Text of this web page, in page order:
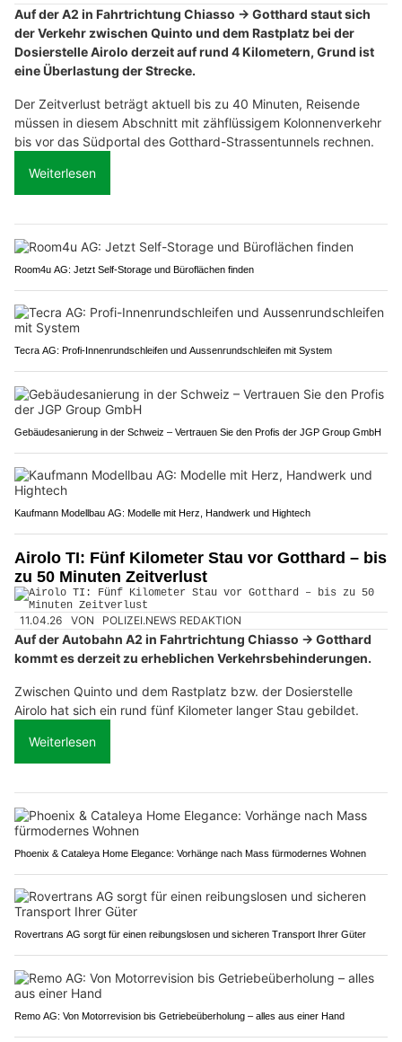
Auf der A2 in Fahrtrichtung Chiasso → Gotthard staut sich
der Verkehr zwischen Quinto und dem Rastplatz bei der
Dosierstelle Airolo derzeit auf rund 4 Kilometern, Grund ist
eine Überlastung der Strecke.
Der Zeitverlust beträgt aktuell bis zu 40 Minuten, Reisende
müssen in diesem Abschnitt mit zähflüssigem Kolonnenverkehr
bis vor das Südportal des Gotthard-Strassentunnels rechnen.
Weiterlesen
Room4u AG: Jetzt Self-Storage und Büroflächen finden
Tecra AG: Profi-Innenrundschleifen und Aussenrundschleifen mit System
Gebäudesanierung in der Schweiz – Vertrauen Sie den Profis der JGP Group GmbH
Kaufmann Modellbau AG: Modelle mit Herz, Handwerk und Hightech
Airolo TI: Fünf Kilometer Stau vor Gotthard – bis
zu 50 Minuten Zeitverlust
11.04.26 VON POLIZEI.NEWS REDAKTION
Auf der Autobahn A2 in Fahrtrichtung Chiasso → Gotthard
kommt es derzeit zu erheblichen Verkehrsbehinderungen.
Zwischen Quinto und dem Rastplatz bzw. der Dosierstelle
Airolo hat sich ein rund fünf Kilometer langer Stau gebildet.
Weiterlesen
Phoenix & Cataleya Home Elegance: Vorhänge nach Mass fürmodernes Wohnen
Rovertrans AG sorgt für einen reibungslosen und sicheren Transport Ihrer Güter
Remo AG: Von Motorrevision bis Getriebeüberholung – alles aus einer Hand